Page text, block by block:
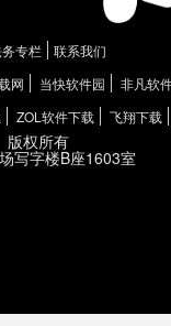
专栏
联系我们
网 当快软件园
非凡软
ZOL软件下载 飞翔下载
版权所有
写字楼B座1603室